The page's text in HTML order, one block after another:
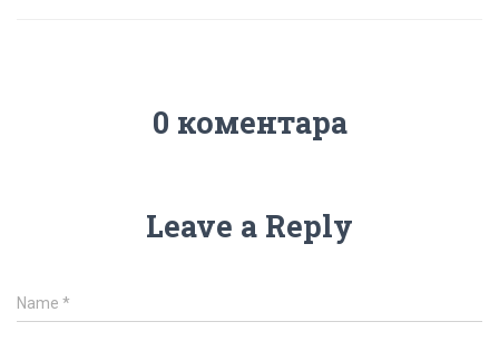
0 коментара
Leave a Reply
Name *